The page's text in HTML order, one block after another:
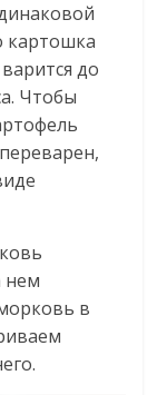
картошка
до
Чтобы
нем
в